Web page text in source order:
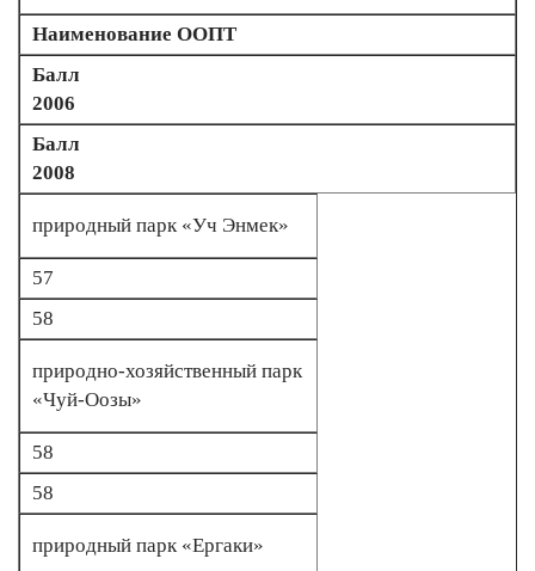
Наименование ООПТ
Балл
2006
Балл
2008
природный парк «Уч Энмек»
57
58
природно-хозяйственный парк
«Чуй-Оозы»
58
58
природный парк «Ергаки»